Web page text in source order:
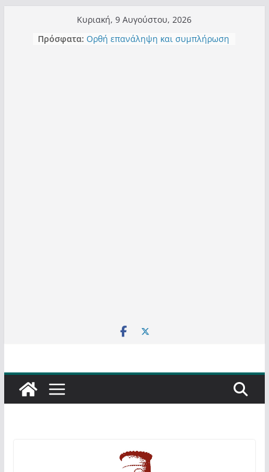
περιεχόμενο
Κυριακή, 9 Αυγούστου, 2026
Πρόσφατα: Ορθή επανάληψη και συμπλήρωση